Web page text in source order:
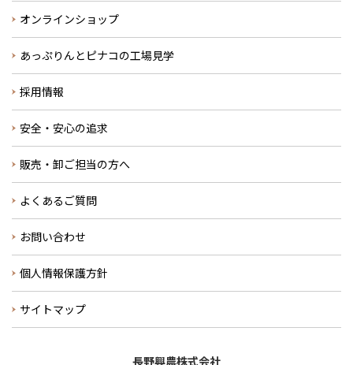
オンラインショップ
あっぷりんとピナコの工場見学
採用情報
安全・安心の追求
販売・卸ご担当の方へ
よくあるご質問
お問い合わせ
個人情報保護方針
サイトマップ
長野興農株式会社